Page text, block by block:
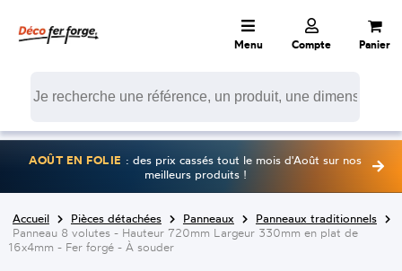
Menu Compte Panier
AOÛT EN FOLIE : des prix cassés tout le mois d'Août sur nos
meilleurs produits !
Accueil Pièces détachées Panneaux
Panneaux traditionnels
Panneau 8 volutes - Hauteur 720mm Largeur 330mm en plat de
16x4mm - Fer forgé - À souder